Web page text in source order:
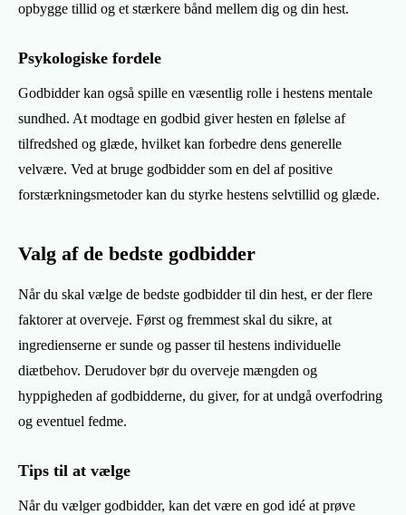
opbygge tillid og et stærkere bånd mellem dig og din hest.
Psykologiske fordele
Godbidder kan også spille en væsentlig rolle i hestens mentale
sundhed. At modtage en godbid giver hesten en følelse af
tilfredshed og glæde, hvilket kan forbedre dens generelle
velvære. Ved at bruge godbidder som en del af positive
forstærkningsmetoder kan du styrke hestens selvtillid og glæde.
Valg af de bedste godbidder
Når du skal vælge de bedste godbidder til din hest, er der flere
faktorer at overveje. Først og fremmest skal du sikre, at
ingredienserne er sunde og passer til hestens individuelle
diætbehov. Derudover bør du overveje mængden og
hyppigheden af godbidderne, du giver, for at undgå overfodring
og eventuel fedme.
Tips til at vælge
Når du vælger godbidder, kan det være en god idé at prøve